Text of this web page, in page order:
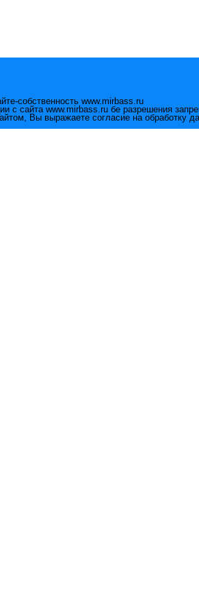
собственность www.mirbass.ru
с сайта www.mirbass.ru бе разрешения
Вы выражаете согласие на обработку